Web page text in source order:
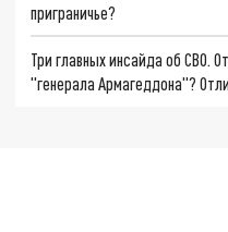
приграничье?
Три главных инсайда об СВО.
"генерала Армагеддона"?